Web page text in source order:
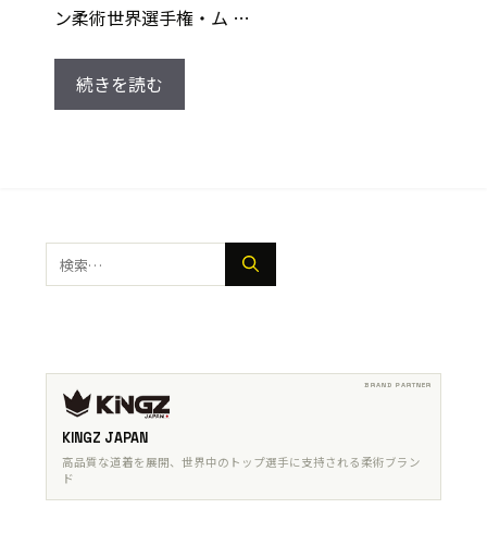
ン柔術世界選手権・ム …
続きを読む
検
索:
KINGZ JAPAN
高品質な道着を展開、世界中のトップ選手に支持される柔術ブラン
ド